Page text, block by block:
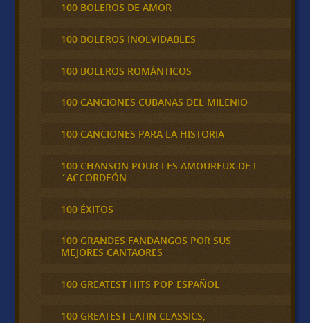
100 BOLEROS DE AMOR
100 BOLEROS INOLVIDABLES
100 BOLEROS ROMÁNTICOS
100 CANCIONES CUBANAS DEL MILENIO
100 CANCIONES PARA LA HISTORIA
100 CHANSON POUR LES AMOUREUX DE L
´ACCORDEÓN
100 ÉXITOS
100 GRANDES FANDANGOS POR SUS
MEJORES CANTAORES
100 GREATEST HITS POP ESPAÑOL
100 GREATEST LATIN CLASSICS,